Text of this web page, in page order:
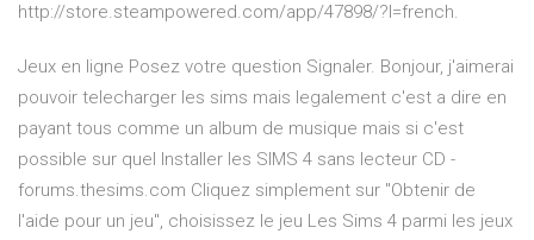
http://store.steampowered.com/app/47898/?l=french.
Jeux en ligne Posez votre question Signaler. Bonjour, j'aimerai
pouvoir telecharger les sims mais legalement c'est a dire en
payant tous comme un album de musique mais si c'est
possible sur quel Installer les SIMS 4 sans lecteur CD -
forums.thesims.com Cliquez simplement sur "Obtenir de
l'aide pour un jeu", choisissez le jeu Les Sims 4 parmi les jeux